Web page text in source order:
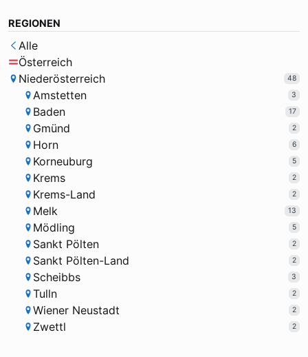
REGIONEN
Alle
Österreich
Niederösterreich
48
Amstetten 3
Baden 17
Gmünd 2
Horn 6
Korneuburg 5
Krems 2
Krems-Land 2
Melk 13
Mödling 5
Sankt Pölten 2
Sankt Pölten-Land 2
Scheibbs 3
Tulln 2
Wiener Neustadt 2
Zwettl 2